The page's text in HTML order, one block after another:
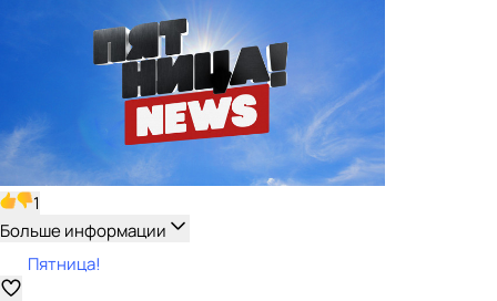
1
Больше информации
Пятница!